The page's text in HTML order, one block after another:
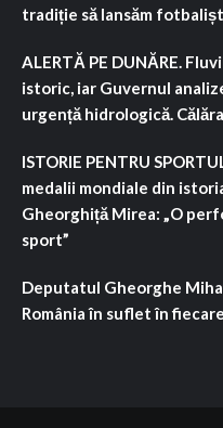
tradiție să lansăm
ALERTĂ PE DUNĂRE.
istoric, iar Guvernul
urgență hidrologică.
ISTORIE PENTRU
medalii mondiale din
Gheorghiță Mirea: „O
sport”
Deputatul Gheorghe
România în suflet în